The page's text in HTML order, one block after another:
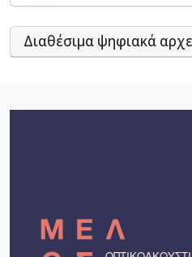
Διαθέσιμα ψηφιακά